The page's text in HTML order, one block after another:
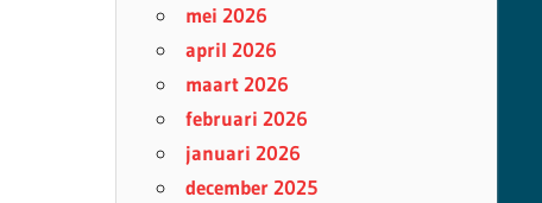
mei 2026
april 2026
maart 2026
februari 2026
januari 2026
december 2025